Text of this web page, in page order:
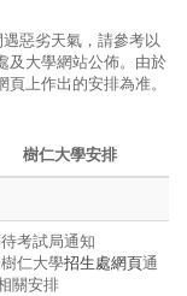
惡劣天氣，請參考以
及大學網站公佈。由於
上作出的安排為准。
樹仁大學安排
考試局通知
仁大學招生處網頁通
關安排